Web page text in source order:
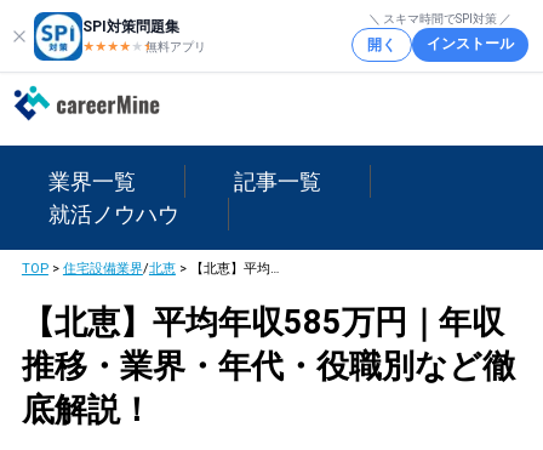
SPI対策問題集
★★★★ ★★
無料アプリ
＼ スキマ時間でSPI対策 ／
開く インストール
業界一覧
記事一覧
就活ノウハウ
TOP> 住宅設備業界/北恵> 【北恵】平均年収585万円｜年収推移・業界・年代・役職別など徹底解説！
【北恵】平均年収585万円｜年収
推移・業界・年代・役職別など徹
底解説！